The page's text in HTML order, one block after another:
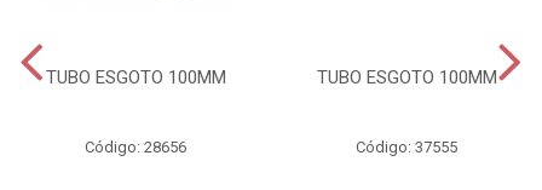
TUBO ESGOTO 100MM
Código: 28656
TUBO ESGOTO 100MM
Código: 37555